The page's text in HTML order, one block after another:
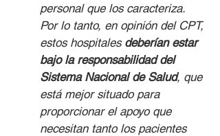
personal que los caracteriza.
Por lo tanto, en opinión del CPT,
estos hospitales deberían estar
bajo la responsabilidad del
Sistema Nacional de Salud, que
está mejor situado para
proporcionar el apoyo que
necesitan tanto los pacientes